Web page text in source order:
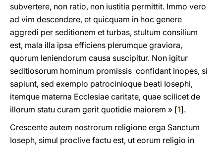
subvertere, non ratio, non iustitia permittit. Immo vero
ad vim descendere, et quicquam in hoc genere
aggredi per seditionem et turbas, stultum consilium
est, mala illa ipsa efficiens plerumque graviora,
quorum leniendorum causa suscipitur. Non igitur
seditiosorum hominum promissis confidant inopes, si
sapiunt, sed exemplo patrocinioque beati Iosephi,
itemque materna Ecclesiae caritate, quae scilicet de
illorum statu curam gerit quotidie maiorem » [1].
Crescente autem nostrorum religione erga Sanctum
Ioseph, simul proclive factu est, ut eorum religio in